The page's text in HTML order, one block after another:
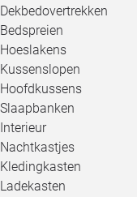
Dekbedovertrekken
Bedspreien
Hoeslakens
Kussenslopen
Hoofdkussens
Slaapbanken
Interieur
Nachtkastjes
Kledingkasten
Ladekasten